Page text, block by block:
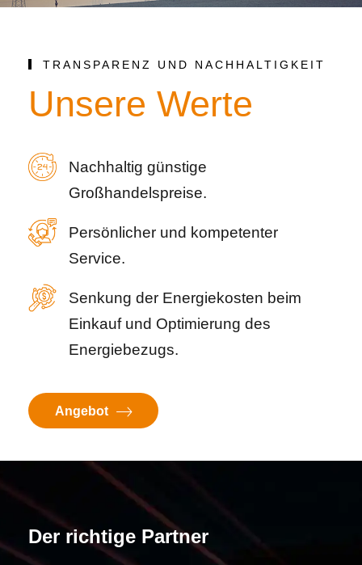
TRANSPARENZ UND NACHHALTIGKEIT
Unsere Werte
Nachhaltig günstige
Großhandelspreise.
Persönlicher und kompetenter
Service.
Senkung der Energiekosten beim
Einkauf und Optimierung des
Energiebezugs.
Angebot
Der richtige Partner